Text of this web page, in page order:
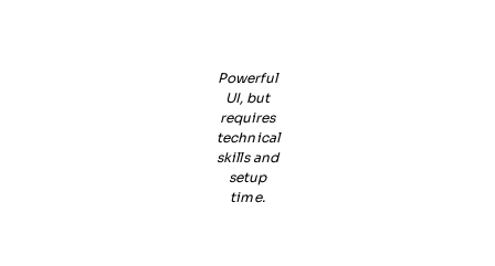
Powerful
UI, but
requires
technical
skills and
setup
time.